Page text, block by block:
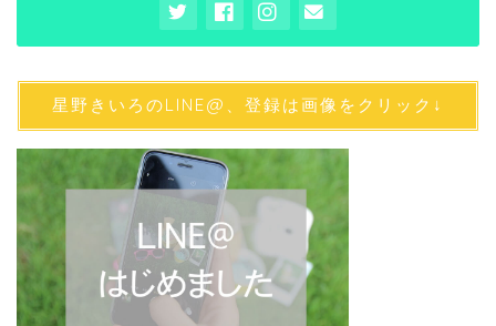
星野きいろのLINE@、登録は画像をクリック↓